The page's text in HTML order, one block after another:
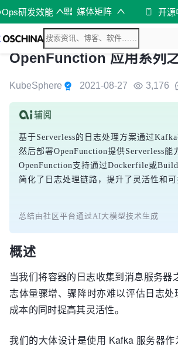
研发效能 媒体矩阵 开源
OpenFunction 应用系列
KubeSphere 2021-08-27 3,176
基于Serverless的日志处理方案通过
然后部署OpenFunction提供Serverless
OpenFunction支持通过Dockerfile或
简化了日志处理链路，提升了灵活性和
总结由社区平台通过AI大模型技术生成
概述
当我们将容器的日志收集到消息服务
志体量骤增、骤降时亦难以评估日志
成本的同时提高其灵活性。
我们的大体设计是使用 Kafka 服务器